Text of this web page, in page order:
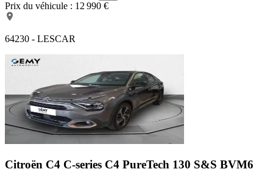
Prix du véhicule : 12 990 €
64230 - LESCAR
Citroën C4 C-series C4 PureTech 130 S&S BVM6